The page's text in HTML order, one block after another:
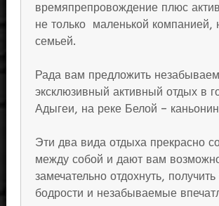
времяпрепровождение плюс
не только маленькой компанией,
семьей.
Рада вам предложить
эксклюзивный активный отдых в
Адыгеи, на реке Белой –
Эти два вида отдыха прекрасно
между собой и дают вам
замечательно отдохнуть,
бодрости и незабываемые